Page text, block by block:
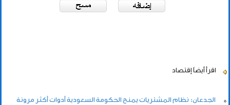
اقرأ أيضاً إقتصاد
الجدعان: نظام المشتريات يمنح الحكومة السعودية أدوات أكثر مرونة